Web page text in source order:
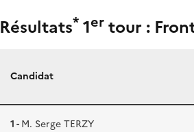
Résultats* 1er tour :
Candidat
1 -M. Serge TERZY